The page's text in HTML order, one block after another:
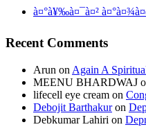
à¤°à¥‰à¤¯à¤²
Recent Comments
Arun on Again A
MEENU BHARDWAJ
lifecell eye cream on
Debojit Barthakuron
Debkumar Lahiri on